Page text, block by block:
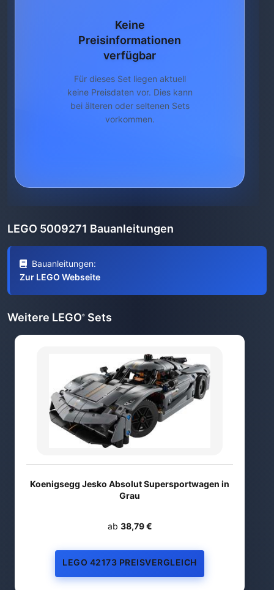
Keine
Preisinformationen
verfügbar
Für dieses Set liegen aktuell
keine Preisdaten vor. Dies kann
bei älteren oder seltenen Sets
vorkommen.
LEGO 5009271 Bauanleitungen
Bauanleitungen:
Zur LEGO Webseite
Weitere LEGO® Sets
Koenigsegg Jesko Absolut Supersportwagen in
Grau
ab 38,79 €
LEGO 42173 PREISVERGLEICH